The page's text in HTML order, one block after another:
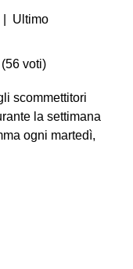
| Ultimo
(56 voti)
scommettitori
la settimana
ogni martedì,